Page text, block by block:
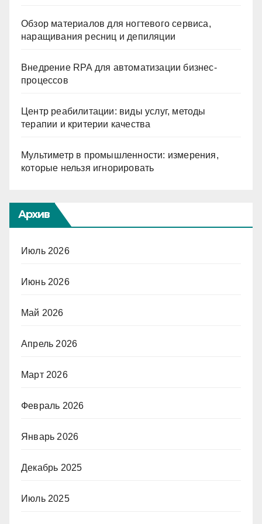
Обзор материалов для ногтевого сервиса,
наращивания ресниц и депиляции
Внедрение RPA для автоматизации бизнес-
процессов
Центр реабилитации: виды услуг, методы
терапии и критерии качества
Мультиметр в промышленности: измерения,
которые нельзя игнорировать
Архив
Июль 2026
Июнь 2026
Май 2026
Апрель 2026
Март 2026
Февраль 2026
Январь 2026
Декабрь 2025
Июль 2025